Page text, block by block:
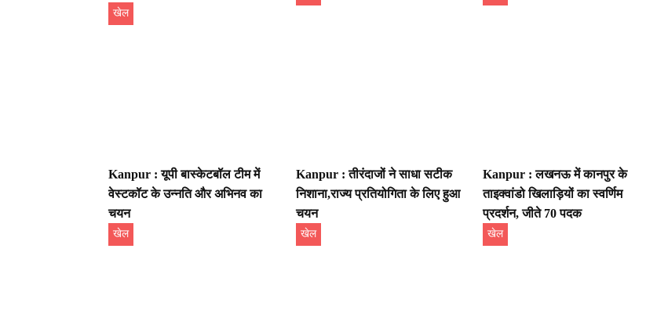
खेल
Kanpur : यूपी बास्केटबॉल टीम में
वेस्टकॉट के उन्नति और अभिनव का
चयन
खेल
Kanpur : तीरंदाजों ने साधा सटीक
निशाना,राज्य प्रतियोगिता के लिए हुआ
चयन
खेल
Kanpur : लखनऊ में कानपुर के
ताइक्वांडो खिलाड़ियों का स्वर्णिम
प्रदर्शन, जीते 70 पदक
खेल